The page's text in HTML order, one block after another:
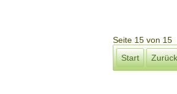
Seite 15 von 15
Start